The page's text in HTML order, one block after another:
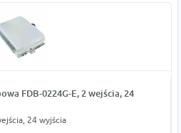
FDB-0224G-E, 2 wejścia, 24
24 wyjścia